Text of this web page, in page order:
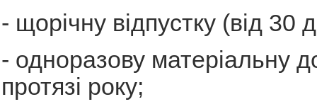
- щорічну відпустку (від 30
- одноразову матеріальну
протязі року;